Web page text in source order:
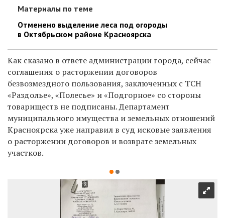
Материалы по теме
Отменено выделение леса под огороды
в Октябрьском районе Красноярска
Как сказано в ответе администрации города, сейчас
соглашения о расторжении договоров
безвозмездного пользования, заключенных с ТСН
«Раздолье», «Полесье» и «Подгорное» со стороны
товариществ не подписаны. Департамент
муниципального имущества и земельных отношений
Красноярска уже направил в суд исковые заявления
о расторжении договоров и возврате земельных
участков.